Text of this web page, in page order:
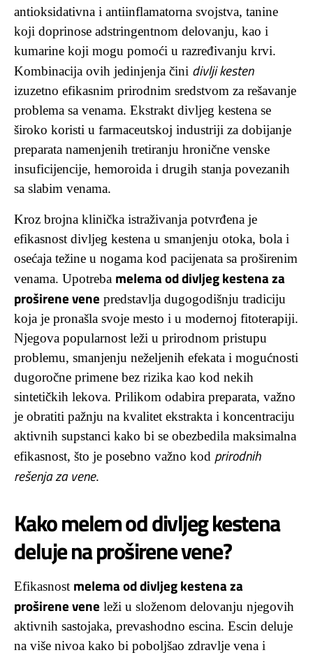
antioksidativna i antiinflamatorna svojstva, tanine
koji doprinose adstringentnom delovanju, kao i
kumarine koji mogu pomoći u razređivanju krvi.
Kombinacija ovih jedinjenja čini divlji kesten
izuzetno efikasnim prirodnim sredstvom za rešavanje
problema sa venama. Ekstrakt divljeg kestena se
široko koristi u farmaceutskoj industriji za dobijanje
preparata namenjenih tretiranju hronične venske
insuficijencije, hemoroida i drugih stanja povezanih
sa slabim venama.
Kroz brojna klinička istraživanja potvrđena je
efikasnost divljeg kestena u smanjenju otoka, bola i
osećaja težine u nogama kod pacijenata sa proširenim
venama. Upotreba melema od divljeg kestena za
proširene vene predstavlja dugogodišnju tradiciju
koja je pronašla svoje mesto i u modernoj fitoterapiji.
Njegova popularnost leži u prirodnom pristupu
problemu, smanjenju neželjenih efekata i mogućnosti
dugoročne primene bez rizika kao kod nekih
sintetičkih lekova. Prilikom odabira preparata, važno
je obratiti pažnju na kvalitet ekstrakta i koncentraciju
aktivnih supstanci kako bi se obezbedila maksimalna
efikasnost, što je posebno važno kod prirodnih
rešenja za vene.
Kako melem od divljeg kestena
deluje na proširene vene?
Efikasnost melema od divljeg kestena za
proširene vene leži u složenom delovanju njegovih
aktivnih sastojaka, prevashodno escina. Escin deluje
na više nivoa kako bi poboljšao zdravlje vena i